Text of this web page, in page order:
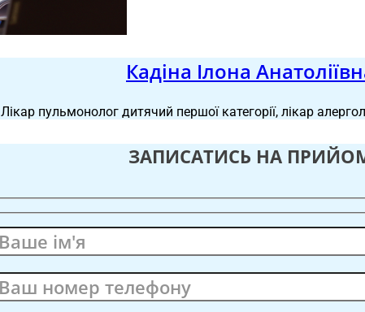
Кадіна Ілона
Лікар пульмонолог дитячий першої категорії, лікар
ЗАПИСАТИСЬ НА